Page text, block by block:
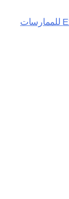
تحويل التسويق الحديث: تبني ExtrAgility للممارسات